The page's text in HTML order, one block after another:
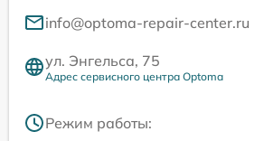
info@optoma-repair-center.ru
ул. Энгельса, 75
Адрес сервисного центра Optoma
Режим работы: